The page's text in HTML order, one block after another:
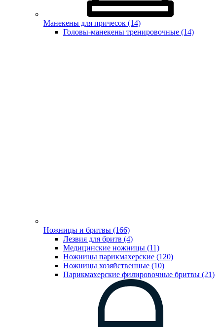
Манекены для причесок (14)
Головы-манекены тренировочные (14)
Ножницы и бритвы (166)
Лезвия для бритв (4)
Медицинские ножницы (11)
Ножницы парикмахерские (120)
Ножницы хозяйственные (10)
Парикмахерские филировочные бритвы (21)